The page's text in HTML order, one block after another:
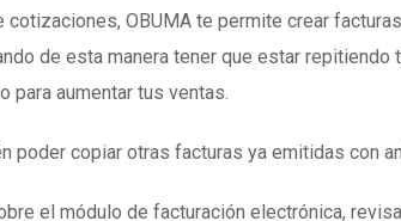
cotizaciones, OBUMA te permite crear
de esta manera tener que estar repitiendo
para aumentar tus ventas.
poder copiar otras facturas ya emitidas con
el módulo de facturación electrónica,